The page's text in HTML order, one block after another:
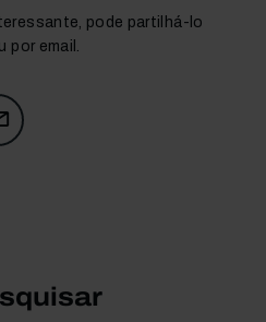
pode partilhá-lo
por email.